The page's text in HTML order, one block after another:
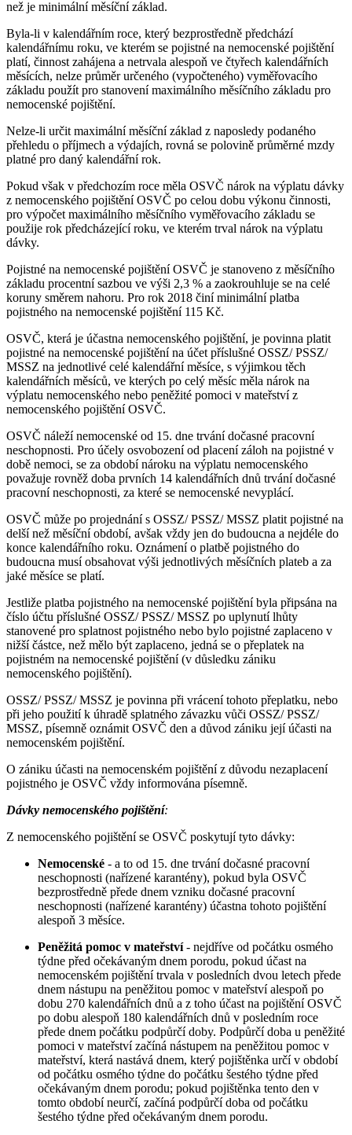
než je minimální měsíční základ.
Byla-li v kalendářním roce, který bezprostředně předchází
kalendářnímu roku, ve kterém se pojistné na nemocenské pojištění
platí, činnost zahájena a netrvala alespoň ve čtyřech kalendářních
měsících, nelze průměr určeného (vypočteného) vyměřovacího
základu použít pro stanovení maximálního měsíčního základu pro
nemocenské pojištění.
Nelze-li určit maximální měsíční základ z naposledy podaného
přehledu o příjmech a výdajích, rovná se polovině průměrné mzdy
platné pro daný kalendářní rok.
Pokud však v předchozím roce měla OSVČ nárok na výplatu dávky
z nemocenského pojištění OSVČ po celou dobu výkonu činnosti,
pro výpočet maximálního měsíčního vyměřovacího základu se
použije rok předcházející roku, ve kterém trval nárok na výplatu
dávky.
Pojistné na nemocenské pojištění OSVČ je stanoveno z měsíčního
základu procentní sazbou ve výši 2,3 % a zaokrouhluje se na celé
koruny směrem nahoru. Pro rok 2018 činí minimální platba
pojistného na nemocenské pojištění 115 Kč.
OSVČ, která je účastna nemocenského pojištění, je povinna platit
pojistné na nemocenské pojištění na účet příslušné OSSZ/ PSSZ/
MSSZ na jednotlivé celé kalendářní měsíce, s výjimkou těch
kalendářních měsíců, ve kterých po celý měsíc měla nárok na
výplatu nemocenského nebo peněžité pomoci v mateřství z
nemocenského pojištění OSVČ.
OSVČ náleží nemocenské od 15. dne trvání dočasné pracovní
neschopnosti. Pro účely osvobození od placení záloh na pojistné v
době nemoci, se za období nároku na výplatu nemocenského
považuje rovněž doba prvních 14 kalendářních dnů trvání dočasné
pracovní neschopnosti, za které se nemocenské nevyplácí.
OSVČ může po projednání s OSSZ/ PSSZ/ MSSZ platit pojistné na
delší než měsíční období, avšak vždy jen do budoucna a nejdéle do
konce kalendářního roku. Oznámení o platbě pojistného do
budoucna musí obsahovat výši jednotlivých měsíčních plateb a za
jaké měsíce se platí.
Jestliže platba pojistného na nemocenské pojištění byla připsána na
číslo účtu příslušné OSSZ/ PSSZ/ MSSZ po uplynutí lhůty
stanovené pro splatnost pojistného nebo bylo pojistné zaplaceno v
nižší částce, než mělo být zaplaceno, jedná se o přeplatek na
pojistném na nemocenské pojištění (v důsledku zániku
nemocenského pojištění).
OSSZ/ PSSZ/ MSSZ je povinna při vrácení tohoto přeplatku, nebo
při jeho použití k úhradě splatného závazku vůči OSSZ/ PSSZ/
MSSZ, písemně oznámit OSVČ den a důvod zániku její účasti na
nemocenském pojištění.
O zániku účasti na nemocenském pojištění z důvodu nezaplacení
pojistného je OSVČ vždy informována písemně.
Dávky nemocenského pojištění:
Z nemocenského pojištění se OSVČ poskytují tyto dávky:
Nemocenské - a to od 15. dne trvání dočasné pracovní
neschopnosti (nařízené karantény), pokud byla OSVČ
bezprostředně přede dnem vzniku dočasné pracovní
neschopnosti (nařízené karantény) účastna tohoto pojištění
alespoň 3 měsíce.
Peněžitá pomoc v mateřství- nejdříve od počátku osmého
týdne před očekávaným dnem porodu, pokud účast na
nemocenském pojištění trvala v posledních dvou letech přede
dnem nástupu na peněžitou pomoc v mateřství alespoň po
dobu 270 kalendářních dnů a z toho účast na pojištění OSVČ
po dobu alespoň 180 kalendářních dnů v posledním roce
přede dnem počátku podpůrčí doby. Podpůrčí doba u peněžité
pomoci v mateřství začíná nástupem na peněžitou pomoc v
mateřství, která nastává dnem, který pojištěnka určí v období
od počátku osmého týdne do počátku šestého týdne před
očekávaným dnem porodu; pokud pojištěnka tento den v
tomto období neurčí, začíná podpůrčí doba od počátku
šestého týdne před očekávaným dnem porodu.